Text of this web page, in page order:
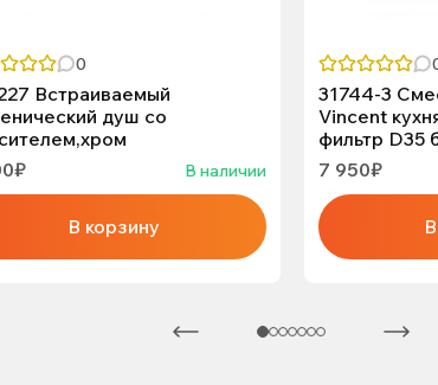
0
Встраиваемый
душ со
В наличии
В корзину
31744-3
Vincent
фильтр D35
7 950₽